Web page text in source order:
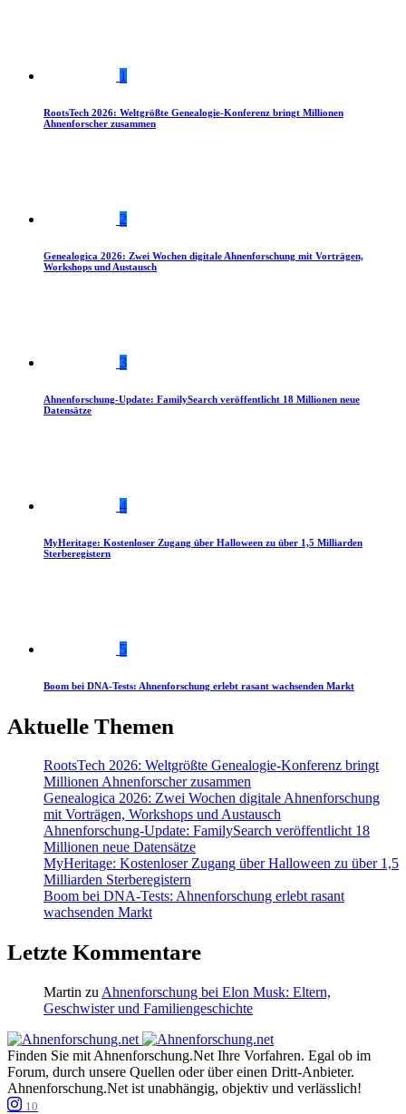
1
RootsTech 2026: Weltgrößte Genealogie-Konferenz bringt Millionen
Ahnenforscher zusammen
2
Genealogica 2026: Zwei Wochen digitale Ahnenforschung mit Vorträgen,
Workshops und Austausch
3
Ahnenforschung-Update: FamilySearch veröffentlicht 18 Millionen neue
Datensätze
4
MyHeritage: Kostenloser Zugang über Halloween zu über 1,5 Milliarden
Sterberegistern
5
Boom bei DNA-Tests: Ahnenforschung erlebt rasant wachsenden Markt
Aktuelle Themen
RootsTech 2026: Weltgrößte Genealogie-Konferenz bringt
Millionen Ahnenforscher zusammen
Genealogica 2026: Zwei Wochen digitale Ahnenforschung
mit Vorträgen, Workshops und Austausch
Ahnenforschung-Update: FamilySearch veröffentlicht 18
Millionen neue Datensätze
MyHeritage: Kostenloser Zugang über Halloween zu über 1,5
Milliarden Sterberegistern
Boom bei DNA-Tests: Ahnenforschung erlebt rasant
wachsenden Markt
Letzte Kommentare
Martin zu Ahnenforschung bei Elon Musk: Eltern,
Geschwister und Familiengeschichte
Finden Sie mit Ahnenforschung.Net Ihre Vorfahren. Egal ob im
Forum, durch unsere Quellen oder über einen Dritt-Anbieter.
Ahnenforschung.Net ist unabhängig, objektiv und verlässlich!
10